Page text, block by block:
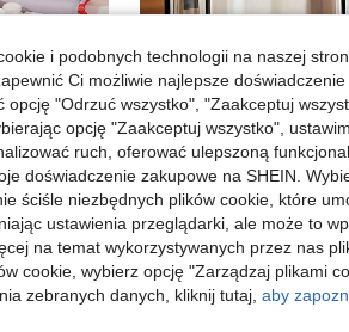
1 szt. medyczna torba do przechowywania, przenośna podróżna apteczka, torba pierwszej pomocy w podróży, duża składana apteczka
23 Left
15,00zł
i podobnych technologii na naszej
Ci możliwie najlepsze
opcję "Odrzuć wszystko", "Zaakceptuj
opcję "Zaakceptuj wszystko",
ruch, oferować ulepszoną
doświadczenie zakupowe na SHEIN.
ściśle niezbędnych plików cookie, które
ustawienia przeglądarki, ale może to
na temat wykorzystywanych przez nas
cookie, wybierz opcję "Zarządzaj plikami
zebranych danych, kliknij tutaj, aby